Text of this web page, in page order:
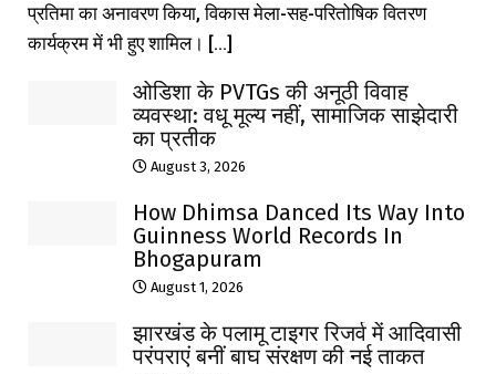
प्रतिमा का अनावरण किया, विकास मेला-सह-परितोषिक वितरण
कार्यक्रम में भी हुए शामिल। [...]
ओडिशा के PVTGs की अनूठी विवाह
व्यवस्था: वधू मूल्य नहीं, सामाजिक साझेदारी
का प्रतीक
August 3, 2026
How Dhimsa Danced Its Way Into
Guinness World Records In
Bhogapuram
August 1, 2026
झारखंड के पलामू टाइगर रिजर्व में आदिवासी
परंपराएं बनीं बाघ संरक्षण की नई ताकत